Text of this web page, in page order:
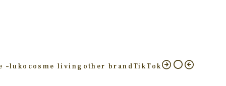
–luko cosme living other brandTikTok